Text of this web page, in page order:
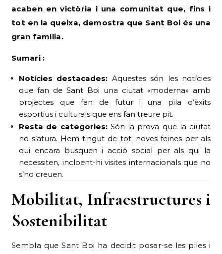
acaben en victòria i una comunitat que, fins i
tot en la queixa, demostra que Sant Boi és una
gran família.
Sumari :
Notícies destacades: Aquestes són les notícies
que fan de Sant Boi una ciutat «moderna» amb
projectes que fan de futur i una pila d’èxits
esportius i culturals que ens fan treure pit.
Resta de categories:Són la prova que la ciutat
no s’atura. Hem tingut de tot: noves feines per als
qui encara busquen i acció social per als qui la
necessiten, incloent-hi visites internacionals que no
s’ho creuen.
Mobilitat, Infraestructures i
Sostenibilitat
Sembla que Sant Boi ha decidit posar-se les piles i